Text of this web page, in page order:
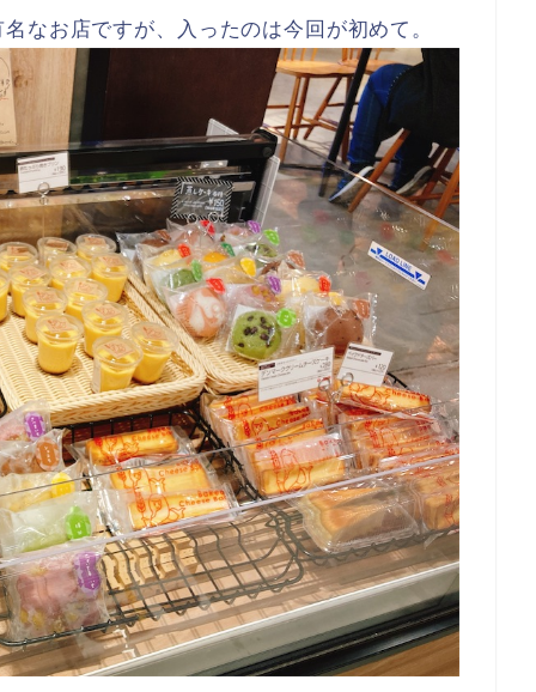
なお店ですが、入ったのは今回が初めて。